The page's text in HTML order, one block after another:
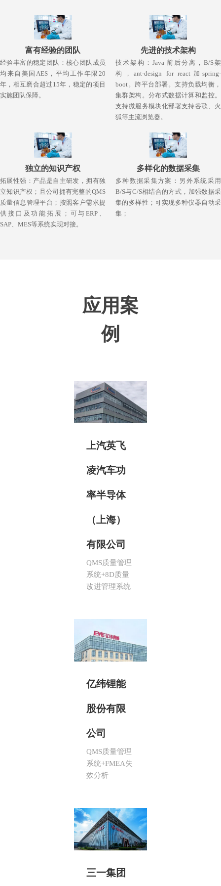
富有经验的团队
经验丰富的稳定团队：核心团队成员
均来自美国AES，平均工作年限20
年，相互磨合超过15年，稳定的项目
实施团队保障。
先进的技术架构
技术架构：Java 前后分离，B/S架
构，ant-design for react加spring-
boot。跨平台部署。支持负载均衡，
集群架构。分布式数据计算和监控。
支持微服务模块化部署支持谷歌、火
狐等主流浏览器。
独立的知识产权
拓展性强：产品是自主研发，拥有独
立知识产权；且公司拥有完整的QMS
质量信息管理平台；按照客户需求提
供接口及功能拓展；可与ERP、
SAP、MES等系统实现对接。
多样化的数据采集
多种数据采集方案：另外系统采用
B/S与C/S相结合的方式，加强数据采
集的多样性；可实现多种仪器自动采
集；
应用案
例
上汽英飞
凌汽车功
率半导体
（上海）
有限公司
QMS质量管理
系统+8D质量
改进管理系统
亿纬锂能
股份有限
公司
QMS质量管理
系统+FMEA失
效分析
三一集团